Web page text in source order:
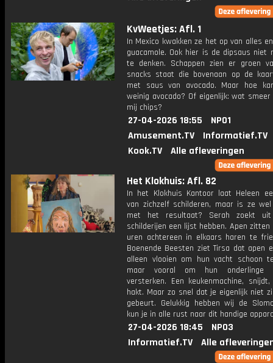
KvWeetjes: Afl. 1
In Mexico kwakken ze het op van alles
guacamole. Ook hier is de dipsaus niet
te denken. Schappen zien er groen
snacks staat die bovenaan op de
met saus van avocado. Maar hoe
weinig avocado? Of eigenlijk: wat
mij chips?
27-04-2026 18:55
NPO1
Amusement.TV
Informatief.TV
Kook.TV
Alle afleveringen
Het Klokhuis: Afl. 82
In het Klokhuis Kantoor laat Heleen
van zichzelf schilderen, maar is ze
met het resultaat? Serah zoekt uit
schilderijen een lijst hebben. Apen
uren achtereen in elkaars haren te
Boenende Beesten ziet Tirsa dat apen
alleen vlooien om hun vacht schoon
maar vooral om hun onderlinge
versterken. Een keukenmachine,
hakt. Maar zo snel dat je eigenlijk niet
gebeurt. Gelukkig hebben wij de
kun je in alle rust naar dit handige
27-04-2026 18:45
NPO3
Informatief.TV
Alle